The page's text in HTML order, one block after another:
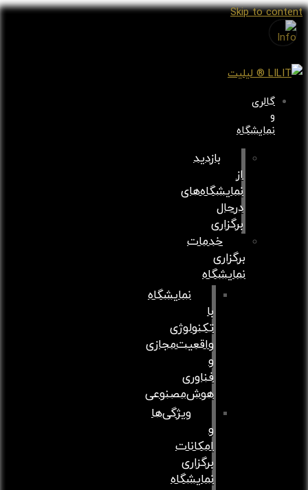
Skip to content
گالری
و
نمایشگاه
بازدید
از
نمایشگاه‌های
درحال
برگزاری
خدمات
برگزاری
نمایشگاه
نمایشگاه
با
تکنولوژی
واقعیت‌مجازی
و
فناوری
هوش‌مصنوعی
ویژگی‌ها
و
امکانات
برگزاری
نمایشگاه